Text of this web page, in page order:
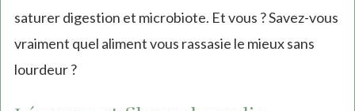
saturer digestion et microbiote. Et vous ? Savez-vous
vraiment quel aliment vous rassasie le mieux sans
lourdeur ?